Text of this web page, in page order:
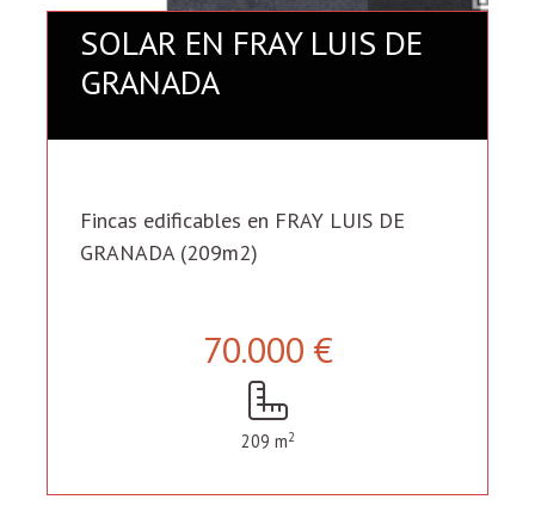
SOLAR EN FRAY LUIS DE
GRANADA
Fincas edificables en FRAY LUIS DE
GRANADA (209m2)
70.000 €
209 m2